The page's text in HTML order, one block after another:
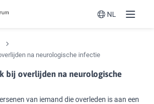
Menu
NL
Switch
na neurologische infectie
bij overlijden na neurologische
van iemand die overleden is aan een